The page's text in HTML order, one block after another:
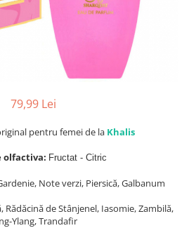
79,99 Lei
pentru femei de la Khalis
olfactiva: Fructat - Citric
Note verzi, Piersică, Galbanum
Rădăcină de Stânjenel, Iasomie, Zambilă,
Ylang, Trandafir